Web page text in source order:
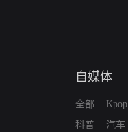
自媒体
全部
科普
Kpop
汽车